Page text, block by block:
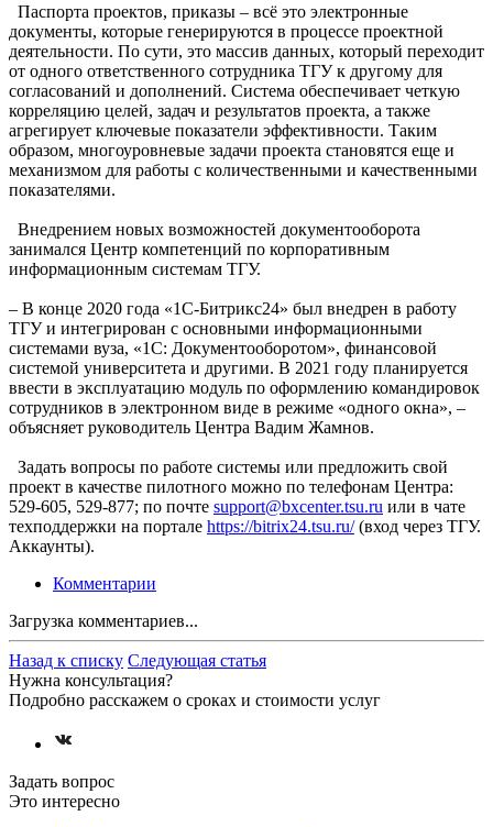
Паспорта проектов, приказы – всё это электронные
документы, которые генерируются в процессе проектной
деятельности. По сути, это массив данных, который переходит
от одного ответственного сотрудника ТГУ к другому для
согласований и дополнений. Система обеспечивает четкую
корреляцию целей, задач и результатов проекта, а также
агрегирует ключевые показатели эффективности. Таким
образом, многоуровневые задачи проекта становятся еще и
механизмом для работы с количественными и качественными
показателями.
Внедрением новых возможностей документооборота
занимался Центр компетенций по корпоративным
информационным системам ТГУ.
– В конце 2020 года «1С-Битрикс24» был внедрен в работу
ТГУ и интегрирован с основными информационными
системами вуза, «1С: Документооборотом», финансовой
системой университета и другими. В 2021 году планируется
ввести в эксплуатацию модуль по оформлению командировок
сотрудников в электронном виде в режиме «одного окна», –
объясняет руководитель Центра Вадим Жамнов.
Задать вопросы по работе системы или предложить свой
проект в качестве пилотного можно по телефонам Центра:
529-605, 529-877; по почте support@bxcenter.tsu.ru или в чате
техподдержки на портале https://bitrix24.tsu.ru/(вход через ТГУ.
Аккаунты).
Комментарии
Загрузка комментариев...
Назад к списку Следующая статья
Нужна консультация?
Подробно расскажем о сроках и стоимости услуг
Задать вопрос
Это интересно